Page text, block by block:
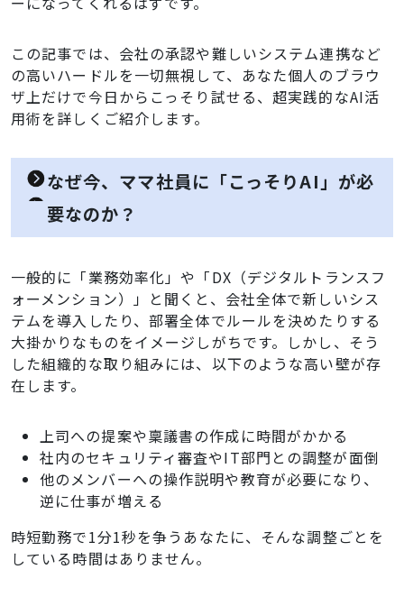
この記事では、会社の承認や難しいシステム連携など
の高いハードルを一切無視して、あなた個人のブラウ
ザ上だけで今日からこっそり試せる、超実践的なAI活
用術を詳しくご紹介します。
なぜ今、ママ社員に「こっそりAI」が必
要なのか？
一般的に「業務効率化」や「DX（デジタルトランスフ
ォーメンション）」と聞くと、会社全体で新しいシス
テムを導入したり、部署全体でルールを決めたりする
大掛かりなものをイメージしがちです。しかし、そう
した組織的な取り組みには、以下のような高い壁が存
在します。
上司への提案や稟議書の作成に時間がかかる
社内のセキュリティ審査やIT部門との調整が面倒
他のメンバーへの操作説明や教育が必要になり、
逆に仕事が増える
時短勤務で1分1秒を争うあなたに、そんな調整ごとを
している時間はありません。